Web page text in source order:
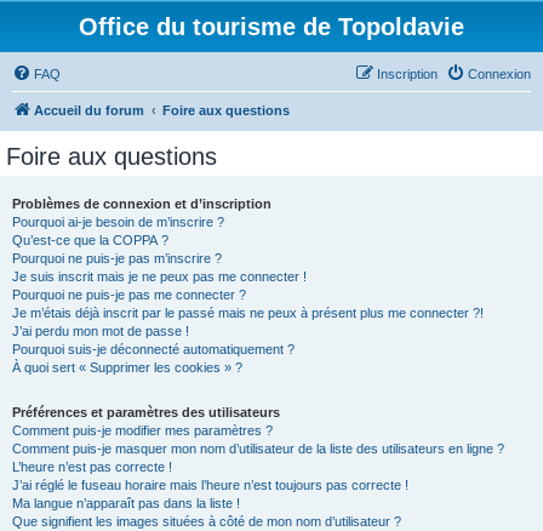
Office du tourisme de Topoldavie
FAQ Connexion
Inscription
Accueil du forum Foire aux questions
Foire aux questions
Problèmes de connexion et d’inscription
Pourquoi ai-je besoin de m’inscrire ?
Qu’est-ce que la COPPA ?
Pourquoi ne puis-je pas m’inscrire ?
Je suis inscrit mais je ne peux pas me connecter !
Pourquoi ne puis-je pas me connecter ?
Je m’étais déjà inscrit par le passé mais ne peux à présent plus me connecter ?!
J’ai perdu mon mot de passe !
Pourquoi suis-je déconnecté automatiquement ?
À quoi sert « Supprimer les cookies » ?
Préférences et paramètres des utilisateurs
Comment puis-je modifier mes paramètres ?
Comment puis-je masquer mon nom d’utilisateur de la liste des utilisateurs en ligne ?
L’heure n’est pas correcte !
J’ai réglé le fuseau horaire mais l’heure n’est toujours pas correcte !
Ma langue n’apparaît pas dans la liste !
Que signifient les images situées à côté de mon nom d’utilisateur ?